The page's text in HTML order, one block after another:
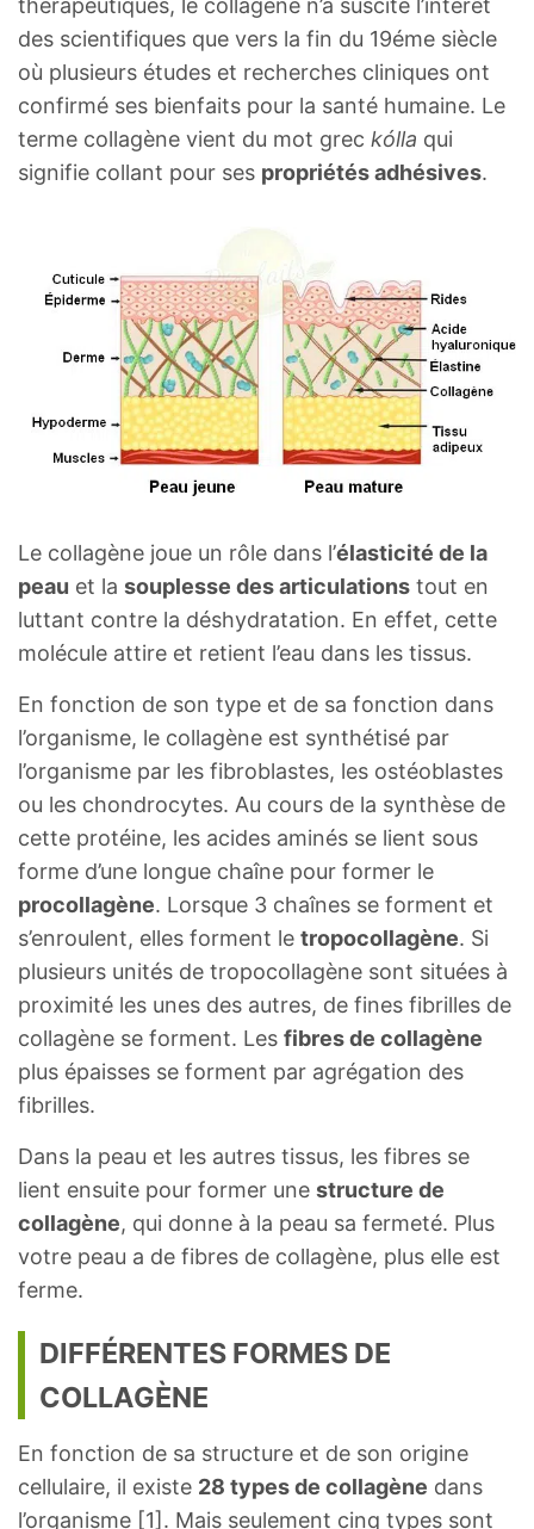
thérapeutiques, le collagène n’a suscité l’intérêt
des scientifiques que vers la fin du 19éme siècle
où plusieurs études et recherches cliniques ont
confirmé ses bienfaits pour la santé humaine. Le
terme collagène vient du mot grec kólla qui
signifie collant pour ses propriétés adhésives.
Le collagène joue un rôle dans l’élasticité de la
peau et la souplesse des articulations tout en
luttant contre la déshydratation. En effet, cette
molécule attire et retient l’eau dans les tissus.
En fonction de son type et de sa fonction dans
l’organisme, le collagène est synthétisé par
l’organisme par les fibroblastes, les ostéoblastes
ou les chondrocytes. Au cours de la synthèse de
cette protéine, les acides aminés se lient sous
forme d’une longue chaîne pour former le
procollagène. Lorsque 3 chaînes se forment et
s’enroulent, elles forment le tropocollagène. Si
plusieurs unités de tropocollagène sont situées à
proximité les unes des autres, de fines fibrilles de
collagène se forment. Les fibres de collagène
plus épaisses se forment par agrégation des
fibrilles.
Dans la peau et les autres tissus, les fibres se
lient ensuite pour former une structure de
collagène, qui donne à la peau sa fermeté. Plus
votre peau a de fibres de collagène, plus elle est
ferme.
DIFFÉRENTES FORMES DE
COLLAGÈNE
En fonction de sa structure et de son origine
cellulaire, il existe 28 types de collagène dans
l’organisme [1]. Mais seulement cinq types sont